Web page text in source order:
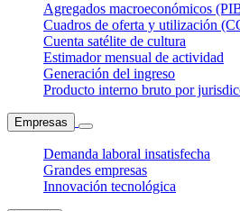
Agregados macroeconómicos
Cuadros de oferta y utilización
Cuenta satélite de cultura
Estimador mensual de actividad
Generación del ingreso
Producto interno bruto por
Empresas
Demanda laboral insatisfecha
Grandes empresas
Innovación tecnológica